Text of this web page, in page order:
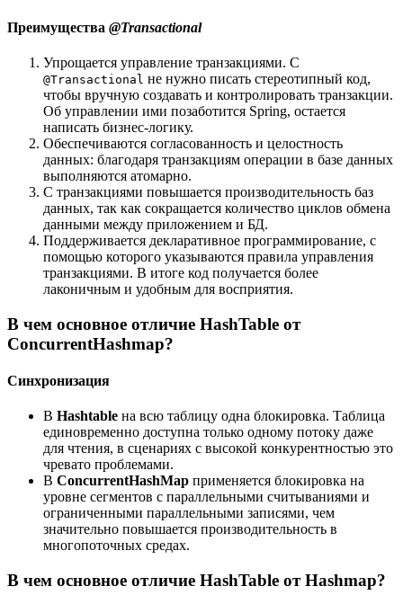
Преимущества @Transactional
Упрощается управление транзакциями. С
@Transactional не нужно писать стереотипный код,
чтобы вручную создавать и контролировать транзакции.
Об управлении ими позаботится Spring, остается
написать бизнес-логику.
Обеспечиваются согласованность и целостность
данных: благодаря транзакциям операции в базе данных
выполняются атомарно.
С транзакциями повышается производительность баз
данных, так как сокращается количество циклов обмена
данными между приложением и БД.
Поддерживается декларативное программирование, с
помощью которого указываются правила управления
транзакциями. В итоге код получается более
лаконичным и удобным для восприятия.
В чем основное отличие HashTable от
ConcurrentHashmap?
Синхронизация
В Hashtable на всю таблицу одна блокировка. Таблица
единовременно доступна только одному потоку даже
для чтения, в сценариях с высокой конкурентностью это
чревато проблемами.
В ConcurrentHashMap применяется блокировка на
уровне сегментов с параллельными считываниями и
ограниченными параллельными записями, чем
значительно повышается производительность в
многопоточных средах.
В чем основное отличие HashTable от Hashmap?